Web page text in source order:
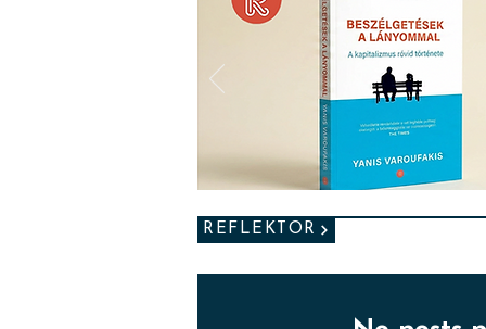
REFLEKTOR